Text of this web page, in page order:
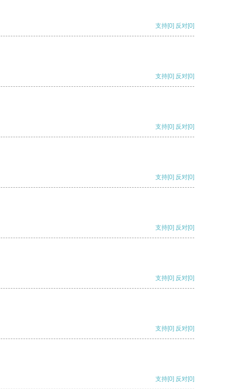
支持[0] 反对[0]
支持[0] 反对[0]
支持[0] 反对[0]
支持[0] 反对[0]
支持[0] 反对[0]
支持[0] 反对[0]
支持[0] 反对[0]
支持[0] 反对[0]